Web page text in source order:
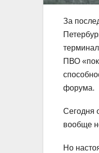
За
ПВО
форума.
Сегодня
вообще
Но